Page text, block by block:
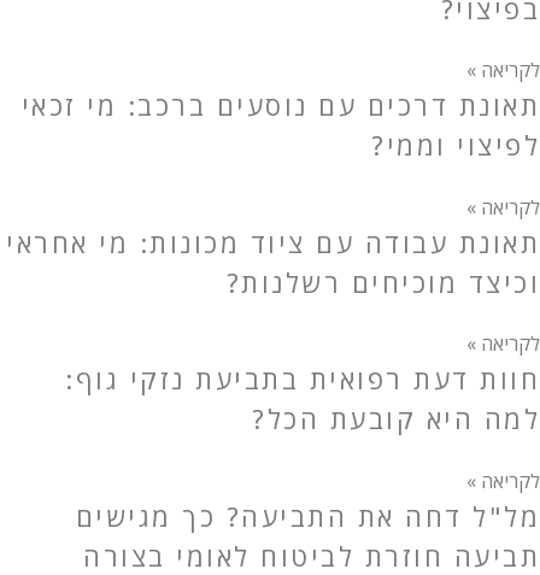
בפיצוי?
לקריאה »
תאונת דרכים עם נוסעים ברכב: מי זכאי
לפיצוי וממי?
לקריאה »
תאונת עבודה עם ציוד מכונות: מי אחראי
וכיצד מוכיחים רשלנות?
לקריאה »
חוות דעת רפואית בתביעת נזקי גוף:
למה היא קובעת הכל?
לקריאה »
מל"ל דחה את התביעה? כך מגישים
תביעה חוזרת לביטוח לאומי בצורה